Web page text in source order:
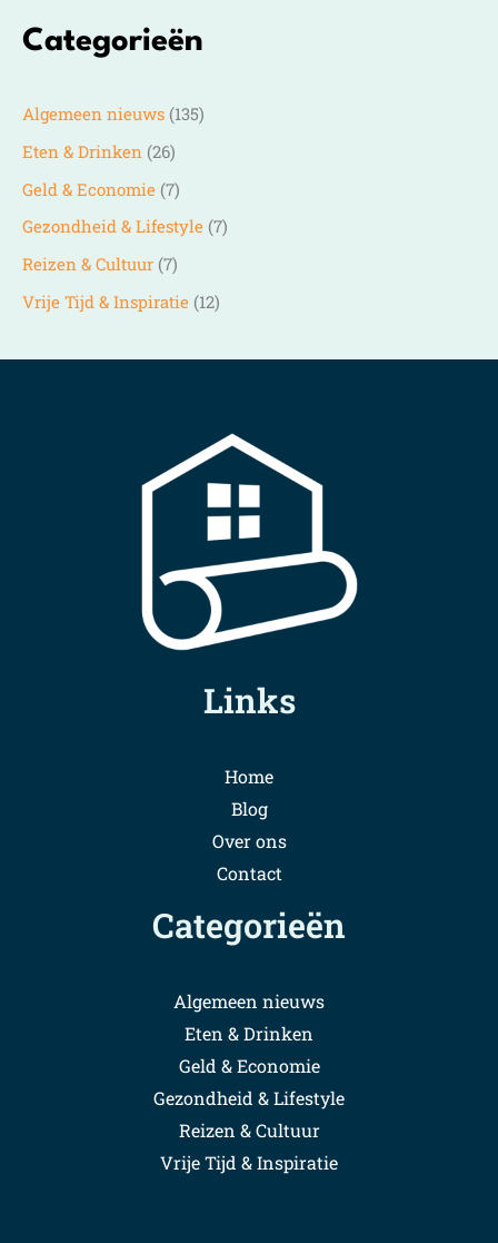
Categorieën
Algemeen nieuws (135)
Eten & Drinken (26)
Geld & Economie (7)
Gezondheid & Lifestyle (7)
Reizen & Cultuur (7)
Vrije Tijd & Inspiratie (12)
Links
Home
Blog
Over ons
Contact
Categorieën
Algemeen nieuws
Eten & Drinken
Geld & Economie
Gezondheid & Lifestyle
Reizen & Cultuur
Vrije Tijd & Inspiratie